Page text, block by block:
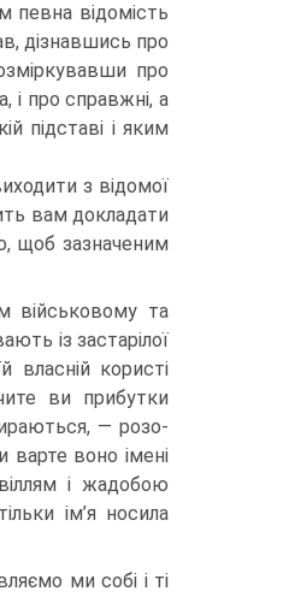
певна відомість
дізнавшись про
про
і про справжні, а
підставі і яким
з відомої
вам докладати
щоб зазначеним
військовому та
із застарілої
власній користі
ви прибутки
— розо­
варте воно імені
і жадобою
ім’я носила
ми собі і ті